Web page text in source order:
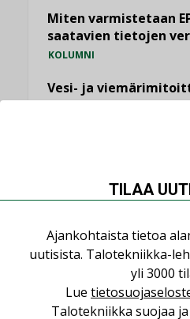
Miten varmistetaan
saatavien tietojen
KOLUMNI
Vesi- ja
jämähtänyt ajassa
NIMITYKSET
TILAA
Ajankohtaista tietoa
uutisista. Talotekniikka-
yli 3000
Lue
Talotekniikka suojaa